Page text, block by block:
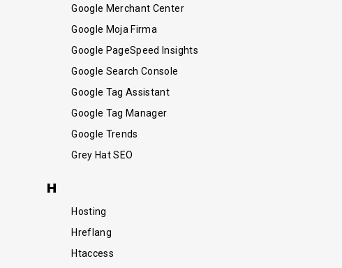
Google Merchant Center
Google Moja Firma
Google PageSpeed Insights
Google Search Console
Google Tag Assistant
Google Tag Manager
Google Trends
Grey Hat SEO
H
Hosting
Hreflang
Htaccess